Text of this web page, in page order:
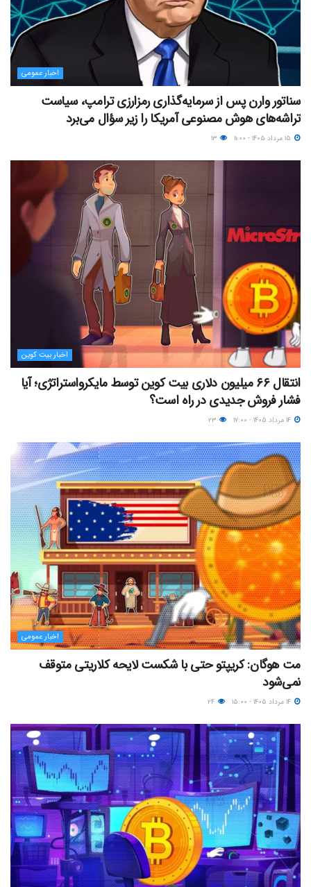
اخبار عمومی
سناتور وارن پس از سرمایه‌گذاری رمزارزی ترامپ، سیاست
تراشه‌های هوش مصنوعی آمریکا را زیر سؤال می‌برد
اخبار بیت کوین
انتقال ۶۶ میلیون دلاری بیت کوین توسط مایکرواستراتژی؛ آیا
فشار فروش جدیدی در راه است؟
اخبار عمومی
مت هوگان: کریپتو حتی با شکست لایحه کلاریتی متوقف
نمی‌شود